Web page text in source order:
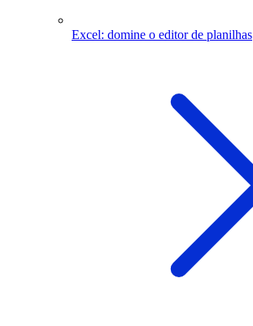
Excel: domine o editor de planilhas